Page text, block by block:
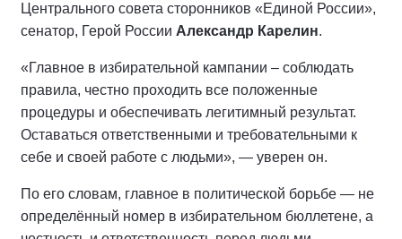
Центрального совета сторонников «Единой России»,
сенатор, Герой России Александр Карелин.
«Главное в избирательной кампании – соблюдать
правила, честно проходить все положенные
процедуры и обеспечивать легитимный результат.
Оставаться ответственными и требовательными к
себе и своей работе с людьми», — уверен он.
По его словам, главное в политической борьбе — не
определённый номер в избирательном бюллетене, а